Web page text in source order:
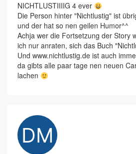
NICHTLUSTIIIIG 4 ever
Die Person hinter "Nichtlustig" ist
und der hat so nen geilen Humor^^
Achja wer die Fortsetzung der Story
ich nur anraten, sich das Buch
Und www.nichtlustig.de ist auch
da gibts alle paar tage nen neuen
lachen